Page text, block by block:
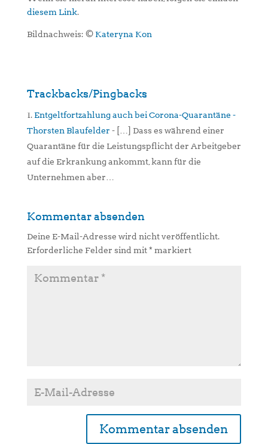
diesem Link.
Bildnachweis: © Kateryna Kon
Trackbacks/Pingbacks
Entgeltfortzahlung auch bei Corona-Quarantäne -
Thorsten Blaufelder - […] Dass es während einer
Quarantäne für die Leistungspflicht der Arbeitgeber
auf die Erkrankung ankommt, kann für die
Unternehmen aber…
Kommentar absenden
Deine E-Mail-Adresse wird nicht veröffentlicht.
Erforderliche Felder sind mit* markiert